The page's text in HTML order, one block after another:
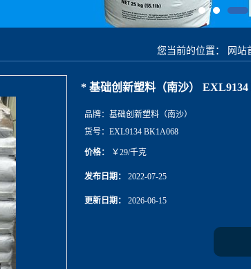
您当前的位置： 网站
* 基础创新塑料（南沙）
品牌： 基础创新塑料（南沙）
货号： EXL9134 BK1A068
价格： ￥29/千克
发布日期： 2022-07-25
更新日期： 2026-06-15